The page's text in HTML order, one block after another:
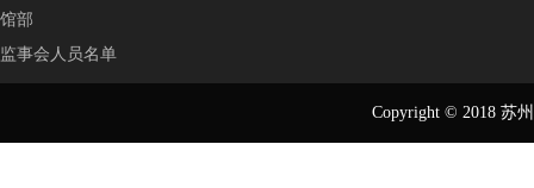
馆部
监事会人员名单
Copyright © 2018 苏